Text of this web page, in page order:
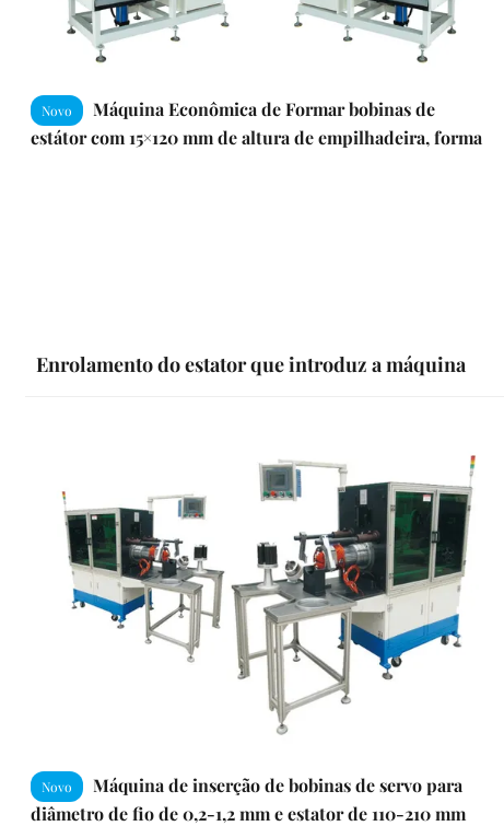
Novo
Máquina Econômica de Formar bobinas de
estátor com 15×120 mm de altura de empilhadeira, forma
Enrolamento do estator que introduz a máquina
Novo
Máquina de inserção de bobinas de servo para
diâmetro de fio de 0,2-1,2 mm e estator de 110-210 mm